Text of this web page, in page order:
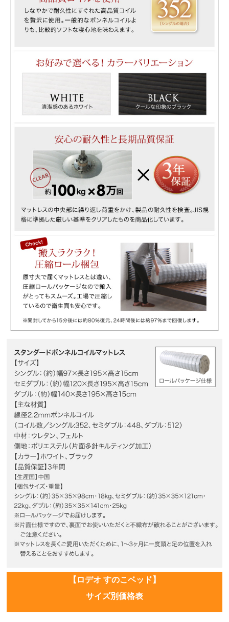
【ロデオ すのこベッド】
サイズ別価格表